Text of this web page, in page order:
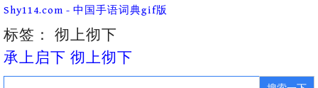
Skip
content
Shy114.com - 中国手语词典gif版
标签： 彻上彻下
承上启下 彻上彻下
Search